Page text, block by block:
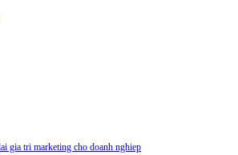
gia tri marketing cho doanh nghiep